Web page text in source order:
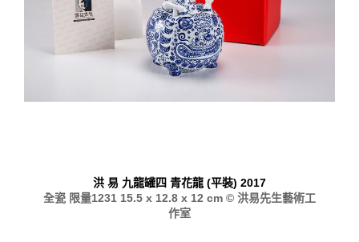
洪 易 九龍罐四 青花龍 (平裝) 2017
全瓷 限量1231 15.5 x 12.8 x 12 cm © 洪易先生藝術工
作室